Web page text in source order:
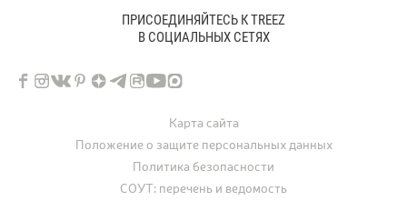
ПРИСОЕДИНЯЙТЕСЬ К TREEZ
В СОЦИАЛЬНЫХ СЕТЯХ
Карта сайта
Положение о защите персональных данных
Политика безопасности
СОУТ: перечень и ведомость